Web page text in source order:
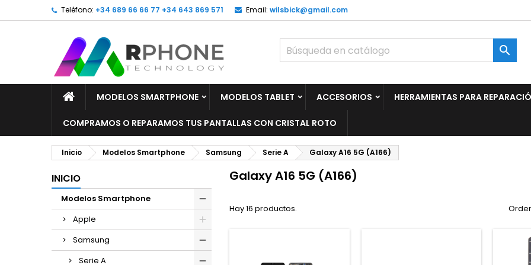
Teléfono: +34 689 66 66 77 +34 643 869 571 Email: wilsbick@gmail.com

MODELOS SMARTPHONE MODELOS TABLET ACCESORIOS HERRAMIENTAS PARA
COMPRAMOS O REPARAMOS TUS PANTALLAS CON CRISTAL ROTO
Inicio Modelos Smartphone Samsung Serie A Galaxy A16 5G (A166)
INICIO
Modelos Smartphone
Apple
Samsung
Serie A
Galaxy A16 5G (A166)
Hay 16 productos.